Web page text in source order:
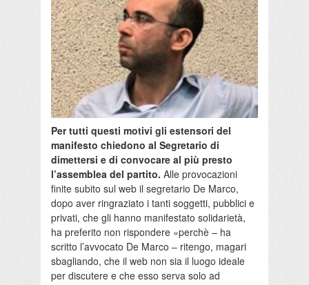
Per tutti questi motivi gli estensori del
manifesto chiedono al Segretario di
dimettersi e di convocare al più presto
l’assemblea del partito. Alle provocazioni
finite subito sul web il segretario De Marco,
dopo aver ringraziato i tanti soggetti, pubblici e
privati, che gli hanno manifestato solidarietà,
ha preferito non rispondere «perchè – ha
scritto l’avvocato De Marco – ritengo, magari
sbagliando, che il web non sia il luogo ideale
per discutere e che esso serva solo ad